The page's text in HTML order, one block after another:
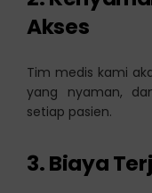
Akses
Tim medis kami
yang nyaman,
setiap pasien.
3. Biaya